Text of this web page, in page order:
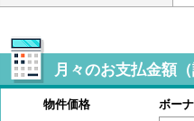
月々のお支払金額（
物件価格 ボー